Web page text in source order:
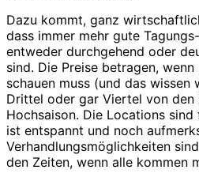
Dazu kommt, ganz
dass immer mehr gute
entweder durchgehend oder
sind. Die Preise betragen,
schauen muss (und das wissen
Drittel oder gar Viertel von den
Hochsaison. Die Locations
ist entspannt und noch
Verhandlungsmöglichkeiten
den Zeiten, wenn alle kommen